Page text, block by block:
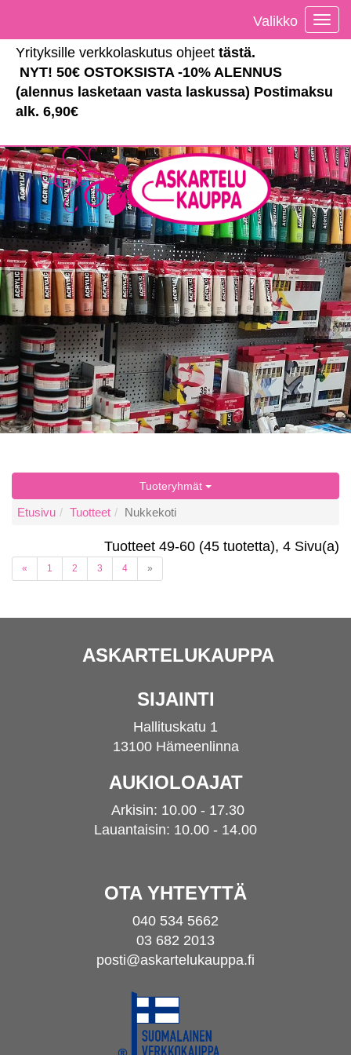
Yrityksille verkkolaskutus ohjeet tästä.
NYT! 50€ OSTOKSISTA -10% ALENNUS
(alennus lasketaan vasta laskussa) Postimaksu
alk. 6,90€
Valikko
Tuoteryhmät
Etusivu Tuotteet Nukkekoti
Tuotteet 49-60 (45 tuotetta), 4 Sivu(a)
« 1 (current)
2 3 4 »
ASKARTELUKAUPPA
SIJAINTI
Hallituskatu 1
13100 Hämeenlinna
AUKIOLOAJAT
Arkisin: 10.00 - 17.30
Lauantaisin: 10.00 - 14.00
OTA YHTEYTTÄ
040 534 5662
03 682 2013
posti@askartelukauppa.fi